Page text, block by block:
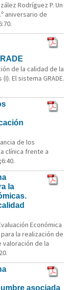
Rodríguez P. Un
aniversario de
de la calidad de la
El sistema GRADE.
de los
clínica frente a
la
Económica
la realización de
de la
asociada